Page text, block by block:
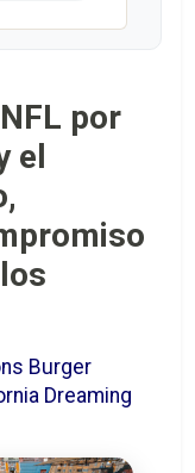
por
el
Burger
Dreaming